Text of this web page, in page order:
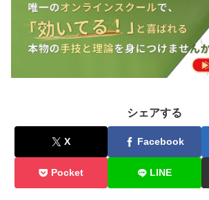
シェアする
X Facebook
Pocket LINE